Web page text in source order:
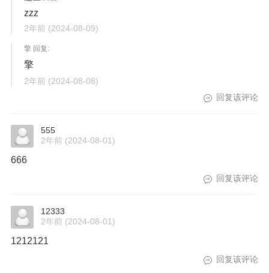
zzz
2年前 (2024-08-09)
擎 回复:
擎
2年前 (2024-08-08)
回复该评论
555
2年前 (2024-08-01)
666
回复该评论
12333
2年前 (2024-08-01)
1212121
回复该评论